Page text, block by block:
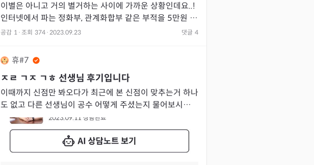
이별은 아니고 거의 별거하는 사이에 가까운 상황인데요..!
인터넷에서 파는 정화부, 관계화합부 같은 부적을 5만원 정
도 주고 두번 구매하고 소지하고 다닌지 6개월이 지났는데
공감 1 · 조회 374 · 2023.09.23 댓글 4
휴#7
ㅈㄹ ㄱㅈ ㄱㅎ 선생님 후기입니다
이때까지 신점만 봐오다가 최근에 본 신점이 맞추는거 하나
도 없고 다른 선생님이 공수 어떻게 주셨는지 물어보시더니
자기도 그렇게 보인다고 (ㅋㅋ) 말하셔서 너무 최악이라 사
주를 보게